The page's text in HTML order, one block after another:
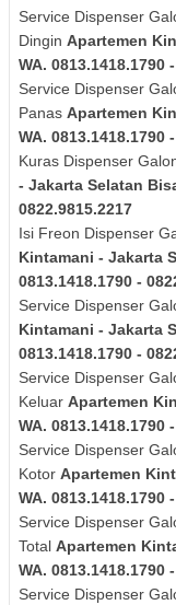
Service Dispenser
Dingin Apartemen
WA. 0813.1418.1790
Service Dispenser
Panas Apartemen
WA. 0813.1418.1790
Kuras Dispenser
- Jakarta Selatan
0822.9815.2217
Isi Freon Dispenser
Kintamani - Jakarta
0813.1418.1790 -
Service Dispenser
Kintamani - Jakarta
0813.1418.1790 -
Service Dispenser
Keluar Apartemen
WA. 0813.1418.1790
Service Dispenser
Kotor Apartemen
WA. 0813.1418.1790
Service Dispenser
Total Apartemen
WA. 0813.1418.1790
Service Dispenser